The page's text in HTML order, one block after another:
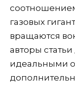
газовых
вращаются
авторы
идеальными